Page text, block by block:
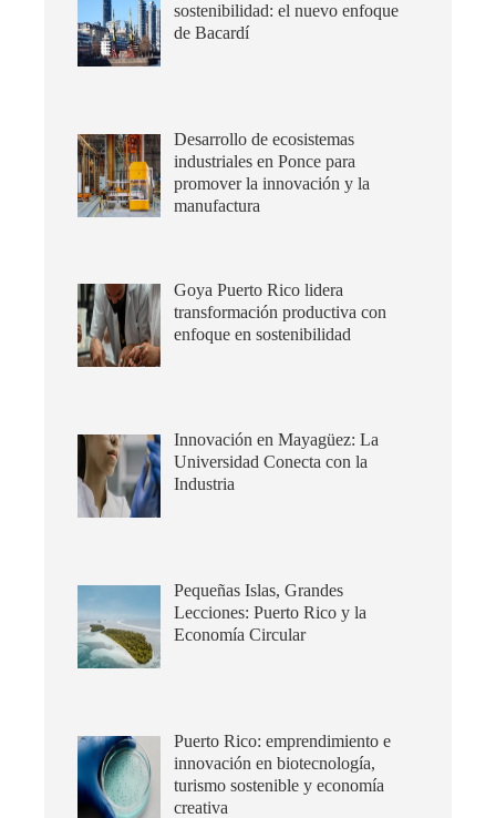
sostenibilidad: el nuevo enfoque
de Bacardí
Desarrollo de ecosistemas
industriales en Ponce para
promover la innovación y la
manufactura
Goya Puerto Rico lidera
transformación productiva con
enfoque en sostenibilidad
Innovación en Mayagüez: La
Universidad Conecta con la
Industria
Pequeñas Islas, Grandes
Lecciones: Puerto Rico y la
Economía Circular
Puerto Rico: emprendimiento e
innovación en biotecnología,
turismo sostenible y economía
creativa